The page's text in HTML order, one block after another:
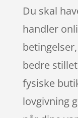
Du skal
handler
bedre
fysiske
lovgivning